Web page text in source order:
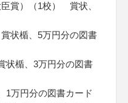
賞）（1校） 賞状、
状楯、5万円分の図書
楯、3万円分の図書
万円分の図書カード